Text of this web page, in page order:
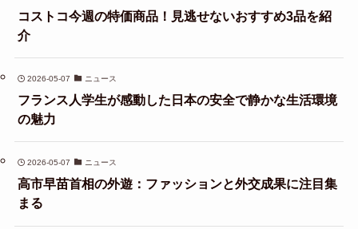
コストコ今週の特価商品！見逃せないおすすめ3品を紹
介
2026-05-07 ニュース
フランス人学生が感動した日本の安全で静かな生活環境
の魅力
2026-05-07 ニュース
高市早苗首相の外遊：ファッションと外交成果に注目集
まる